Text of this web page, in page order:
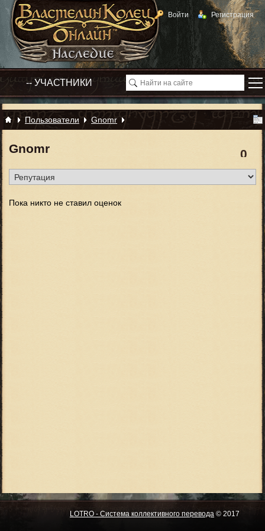
Войти Регистрация
Пользователи Gnomr
0
Gnomr
Пока никто не ставил оценок
LOTRO - Система коллективного перевода © 2017